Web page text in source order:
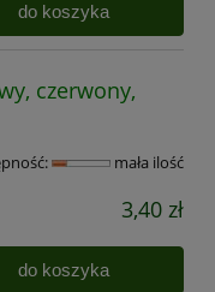
do koszyka
czerwony,
mała ilość
3,40 zł
do koszyka